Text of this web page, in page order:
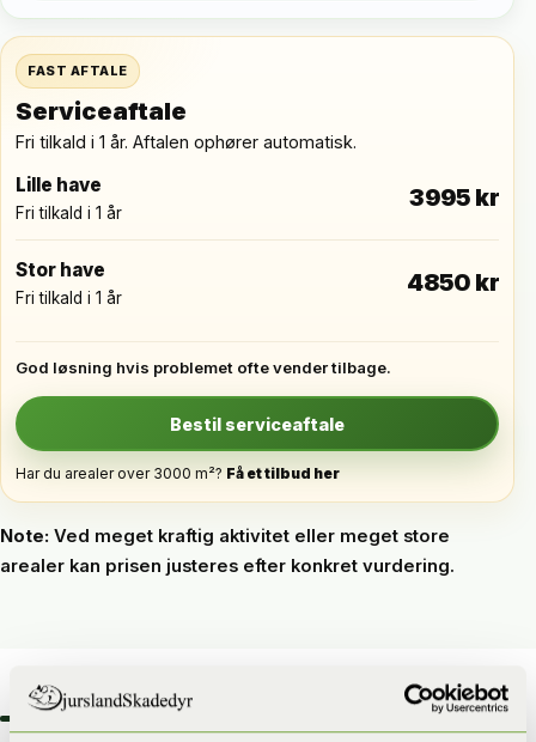
FAST AFTALE
Serviceaftale
Fri tilkald i 1 år. Aftalen ophører automatisk.
Lille have
Fri tilkald i 1 år
3995 kr
Stor have
Fri tilkald i 1 år
4850 kr
God løsning hvis problemet ofte vender tilbage.
Bestil serviceaftale
Har du arealer over 3000 m²? Få et tilbud her
Note: Ved meget kraftig aktivitet eller meget store
arealer kan prisen justeres efter konkret vurdering.